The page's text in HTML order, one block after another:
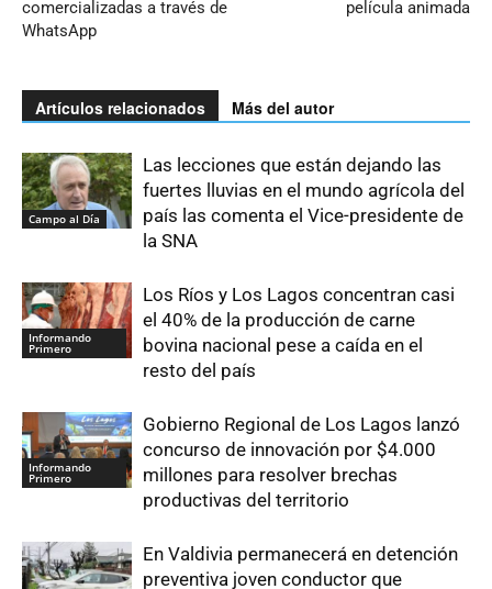
comercializadas a través de
WhatsApp
película animada
Artículos relacionados Más del autor
Campo al Día
Las lecciones que están dejando las
fuertes lluvias en el mundo agrícola del
país las comenta el Vice-presidente de
la SNA
Informando
Primero
Los Ríos y Los Lagos concentran casi
el 40% de la producción de carne
bovina nacional pese a caída en el
resto del país
Informando
Primero
Gobierno Regional de Los Lagos lanzó
concurso de innovación por $4.000
millones para resolver brechas
productivas del territorio
En Valdivia permanecerá en detención
preventiva joven conductor que